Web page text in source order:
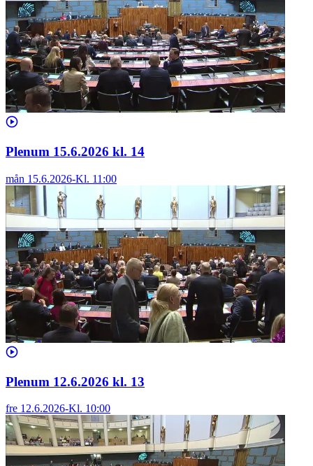
Plenum 15.6.2026 kl. 14
mån 15.6.2026-Kl. 11:00
Plenum 12.6.2026 kl. 13
fre 12.6.2026-Kl. 10:00